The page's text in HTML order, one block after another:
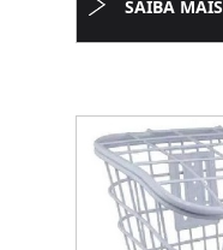
SAIBA MAIS